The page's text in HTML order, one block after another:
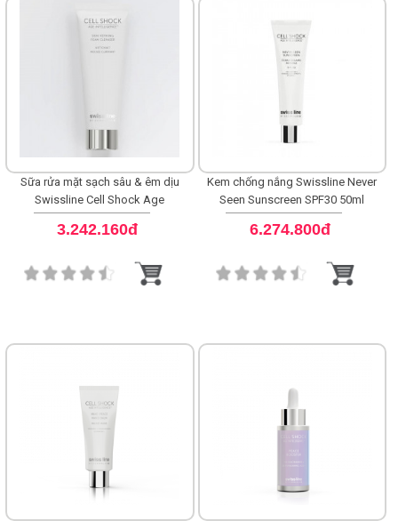
Sữa rửa mặt sạch sâu & êm dịu
Swissline Cell Shock Age
Intelligence Skin-Refining Foam
Cleanser
3.242.160đ
Kem chống nắng Swissline Never
Seen Sunscreen SPF30 50ml
6.274.800đ